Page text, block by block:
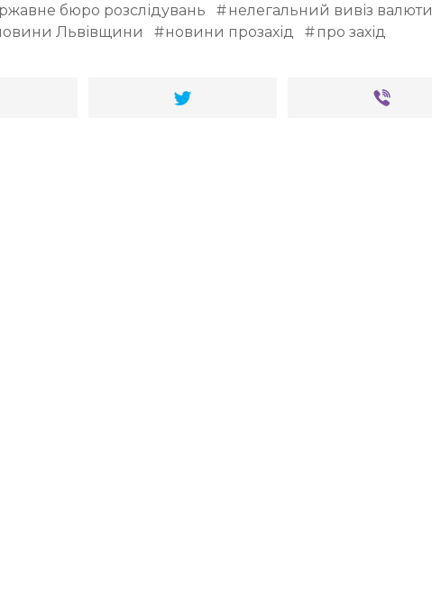
бюро розслідувань
нелегальний вивіз валюти
Львівщини новини прозахід про захід